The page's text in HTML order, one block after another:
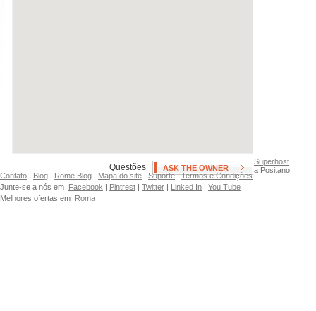
Questões ASK THE OWNER
Contato | Blog | Rome Blog | Mapa do site | Suporte|Termos e Condições
Junte-se a nós em Facebook | Pintrest | Twitter | Linked In | You Tube
Melhores ofertas em Roma
Superhost
a Positano